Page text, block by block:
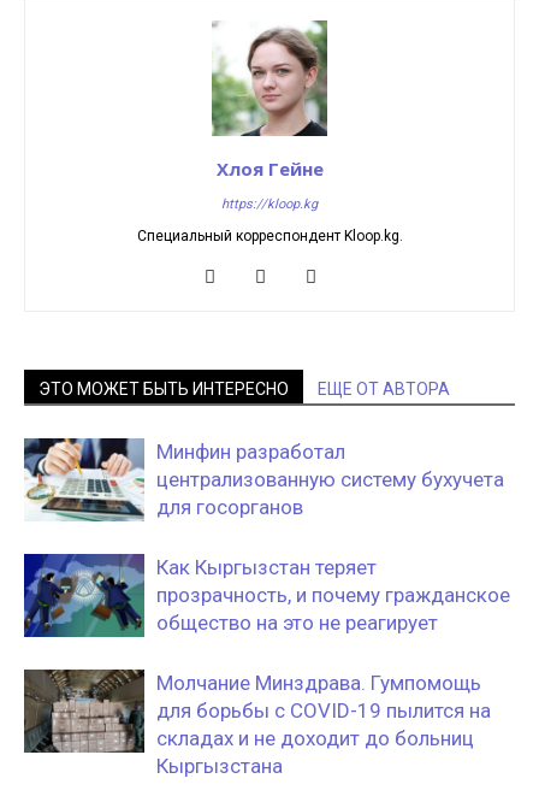
Хлоя Гейне
https://kloop.kg
Специальный корреспондент Kloop.kg.
ЭТО МОЖЕТ БЫТЬ ИНТЕРЕСНО ЕЩЕ ОТ АВТОРА
Минфин разработал
централизованную систему бухучета
для госорганов
Как Кыргызстан теряет
прозрачность, и почему гражданское
общество на это не реагирует
Молчание Минздрава. Гумпомощь
для борьбы с COVID-19 пылится на
складах и не доходит до больниц
Кыргызстана